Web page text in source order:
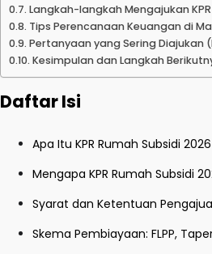
Langkah-langkah Mengajukan
Tips Perencanaan Keuangan di
Pertanyaan yang Sering Diajukan
Kesimpulan dan Langkah
Daftar Isi
Apa Itu KPR Rumah Subsidi
Mengapa KPR Rumah Subsidi
Syarat dan Ketentuan
Skema Pembiayaan: FLPP,